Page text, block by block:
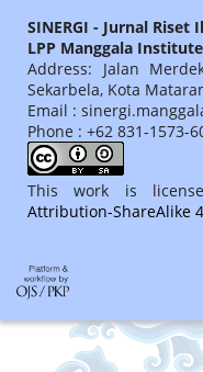
SINERGI - Jurnal Riset
LPP Manggala Institute
Address: Jalan
Sekarbela, Kota
Email :
Phone : +62 831-1573-
This work is
Attribution-ShareAlike